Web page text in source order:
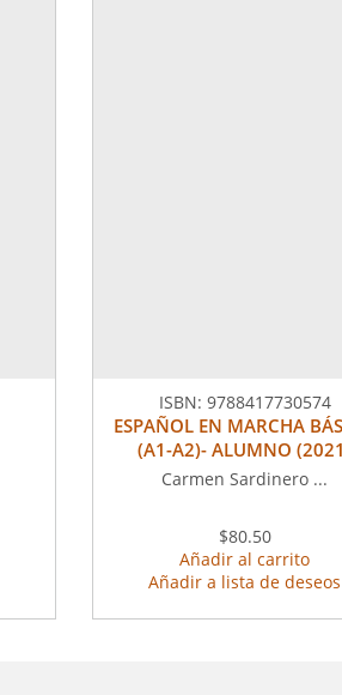
ISBN: 9788417730574
ESPAÑOL EN MARCHA
(A1-A2)- ALUMNO
Carmen Sardinero ...
$80.50
Añadir al carrito
Añadir a lista de deseos